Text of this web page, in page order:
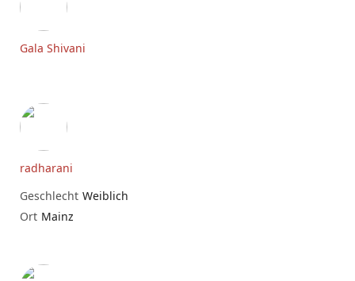
Gala Shivani
radharani
Geschlecht Weiblich
Ort Mainz